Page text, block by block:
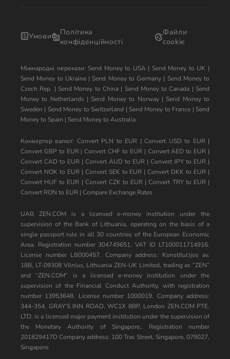
Умови
Політика
конфіденційності
Файли
cookie
Міжнародні перекази: Send Money to USA| Send Money to UK |
Send Money to Ukraine| Send Money to Germany | Send Money to
Czech Rep. | Send Money to China| Send Money to Canada | Send
Money to Netherlands | Send Money to Norway| Send Money to
Sweden | Send Money to Switzerland | Send Money to France | Send
Money to Spain | Send Money to Australia
Конвертер валют: Convert PLN to EUR |Convert USD to EUR|
Convert GBP to EUR|Convert CHF to EUR| Convert AED to EUR |
Convert CAD to EUR | Convert AUD to EUR | Convert JPY to EUR |
Convert NOK to EUR| Convert SEK to EUR |Convert DKK to EUR |
Convert HUF to EUR | Convert CZK to EUR |Convert TRY to EUR|
Convert RON to EUR | Compare Exchange Rates
UAB ZEN.COM is a licensed e-money institution under the
supervision of the Bank of Lithuania, operating on the basis of a
single passport rule in all 30 countries of the European Economic
Area. Registration number 304749651, VAT ID LT100011714916.
License number LB000457. Company address: Konstitucijos av.
18B, LT-09308 Vilnius, Lithuania ZEN-UK Limited, trading as “ZEN”
and “ZEN.COM” is a licensed e-money institution under the
supervision of the Financial Conduct Authority, with registration
number 13953648. License number 1000019. Company address:
344-354, GRAY’S INN ROAD, WC1X 8BP, London ZEN.COM PTE.
LTD. is a licensed major payment institution under the supervision of
the Monetary Authority of Singapore,. Registration number
201829417D Company address: 100 Tras Street, Singapore, 079027,
Singapore.